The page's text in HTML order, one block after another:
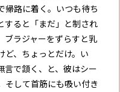
帰路に着く。いつも待ち
すると「まだ」と制され
ブラジャーをずらすと乳
ど、ちょっとだけ。い
言で頷く、と、彼はシー
そして首筋にも吸い付き